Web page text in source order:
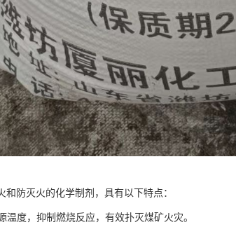
防灭火的化学制剂，具有以下特点：
温度，抑制燃烧反应，有效扑灭煤矿火灾。